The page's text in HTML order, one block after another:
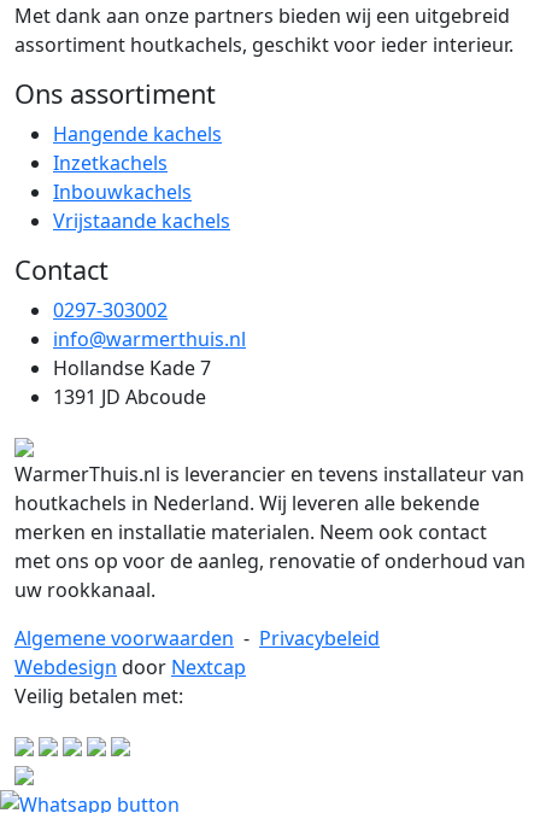
Met dank aan onze partners bieden wij een uitgebreid
assortiment houtkachels, geschikt voor ieder interieur.
Ons assortiment
Hangende kachels
Inzetkachels
Inbouwkachels
Vrijstaande kachels
Contact
0297-303002
info@warmerthuis.nl
Hollandse Kade 7
1391 JD Abcoude
WarmerThuis.nl is leverancier en tevens installateur van
houtkachels in Nederland. Wij leveren alle bekende
merken en installatie materialen. Neem ook contact
met ons op voor de aanleg, renovatie of onderhoud van
uw rookkanaal.
Algemene voorwaarden - Privacybeleid
Webdesign door Nextcap
Veilig betalen met: